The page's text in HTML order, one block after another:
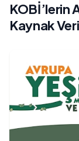
KOBİ’lerin
Kaynak